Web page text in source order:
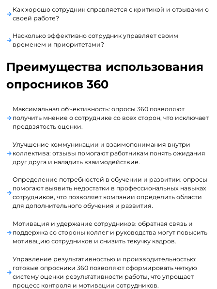
Как хорошо сотрудник справляется с критикой и отзывами о
своей работе?
Насколько эффективно сотрудник управляет своим
временем и приоритетами?
Преимущества использования
опросников 360
Максимальная объективность: опросы 360 позволяют
получить мнение о сотруднике со всех сторон, что исключает
предвзятость оценки.
Улучшение коммуникации и взаимопонимания внутри
коллектива: отзывы помогают работникам понять ожидания
друг друга и наладить взаимодействие.
Определение потребностей в обучении и развитии: опросы
помогают выявить недостатки в профессиональных навыках
сотрудников, что позволяет компании определить области
для дополнительного обучения и развития.
Мотивация и удержание сотрудников: обратная связь и
поддержка со стороны коллег и руководства могут повысить
мотивацию сотрудников и снизить текучку кадров.
Управление результативностью и производительностью:
готовые опросники 360 позволяют сформировать четкую
систему оценки результативности работы, что упрощает
процесс контроля и мотивации сотрудников.